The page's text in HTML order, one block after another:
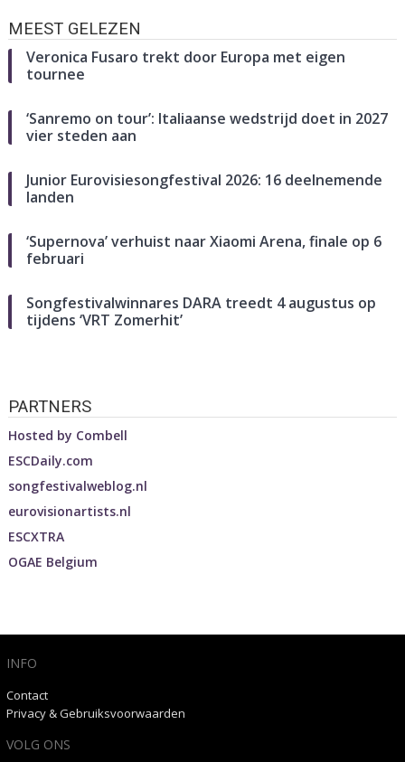
MEEST GELEZEN
Veronica Fusaro trekt door Europa met eigen
tournee
‘Sanremo on tour’: Italiaanse wedstrijd doet in 2027
vier steden aan
Junior Eurovisiesongfestival 2026: 16 deelnemende
landen
‘Supernova’ verhuist naar Xiaomi Arena, finale op 6
februari
Songfestivalwinnares DARA treedt 4 augustus op
tijdens ‘VRT Zomerhit’
PARTNERS
Hosted by Combell
ESCDaily.com
songfestivalweblog.nl
eurovisionartists.nl
ESCXTRA
OGAE Belgium
INFO
Contact
Privacy & Gebruiksvoorwaarden
VOLG ONS